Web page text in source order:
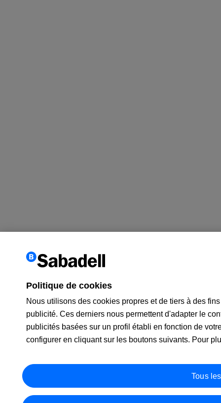
Politique de cookies
Nous utilisons des cookies propres et de tiers à des
publicité. Ces derniers nous permettent d'adapter le
publicités basées sur un profil établi en fonction de
configurer en cliquant sur les boutons suivants. Pour
Tous